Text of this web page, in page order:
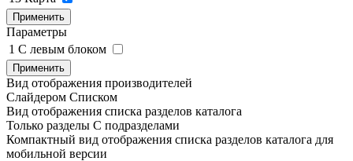
Применить
Параметры
1 C левым блоком
Применить
Вид отображения производителей
Слайдером Списком
Вид отображения списка разделов каталога
Только разделы С подразделами
Компактный вид отображения списка разделов каталога для
мобильной версии